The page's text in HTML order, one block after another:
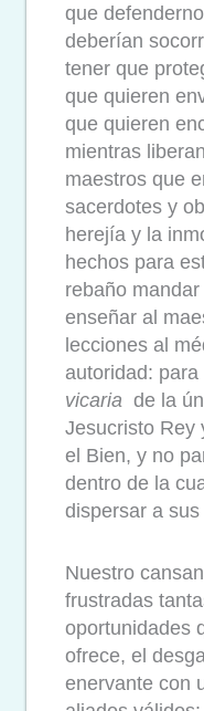
que
deberían
tener que
que quieren
que quieren
mientras
maestros que
sacerdotes y
herejía y la
hechos para
rebaño
enseñar al
lecciones al
autoridad:
vicaria de la
Jesucristo Rey
el Bien, y no
dentro de la
dispersar a
Nuestro
frustradas
oportunidades
ofrece, el
enervante con